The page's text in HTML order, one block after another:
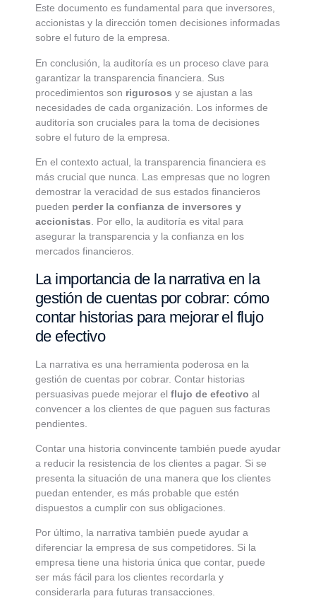
Este documento es fundamental para que inversores,
accionistas y la dirección tomen decisiones informadas
sobre el futuro de la empresa.
En conclusión, la auditoría es un proceso clave para
garantizar la transparencia financiera. Sus
procedimientos son rigurosos y se ajustan a las
necesidades de cada organización. Los informes de
auditoría son cruciales para la toma de decisiones
sobre el futuro de la empresa.
En el contexto actual, la transparencia financiera es
más crucial que nunca. Las empresas que no logren
demostrar la veracidad de sus estados financieros
pueden perder la confianza de inversores y
accionistas. Por ello, la auditoría es vital para
asegurar la transparencia y la confianza en los
mercados financieros.
La importancia de la narrativa en la
gestión de cuentas por cobrar: cómo
contar historias para mejorar el flujo
de efectivo
La narrativa es una herramienta poderosa en la
gestión de cuentas por cobrar. Contar historias
persuasivas puede mejorar el flujo de efectivo al
convencer a los clientes de que paguen sus facturas
pendientes.
Contar una historia convincente también puede ayudar
a reducir la resistencia de los clientes a pagar. Si se
presenta la situación de una manera que los clientes
puedan entender, es más probable que estén
dispuestos a cumplir con sus obligaciones.
Por último, la narrativa también puede ayudar a
diferenciar la empresa de sus competidores. Si la
empresa tiene una historia única que contar, puede
ser más fácil para los clientes recordarla y
considerarla para futuras transacciones.